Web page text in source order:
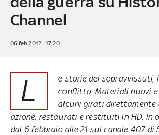
Channel
06 feb 2012 - 17:20
L
e storie dei sopravvissuti,
conflitto. Materiali nuovi e
alcuni girati direttamente
azione, restaurati e restituiti in HD. In
dal 6 febbraio alle 21 sul canale 407 di